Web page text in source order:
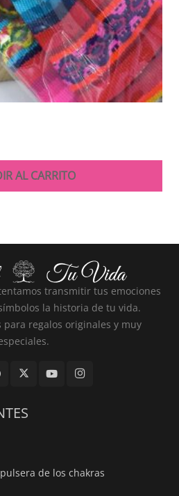
AL CARRITO
transmitir tus emociones
la historia de tu vida.
para regalos originales y muy
de los chakras